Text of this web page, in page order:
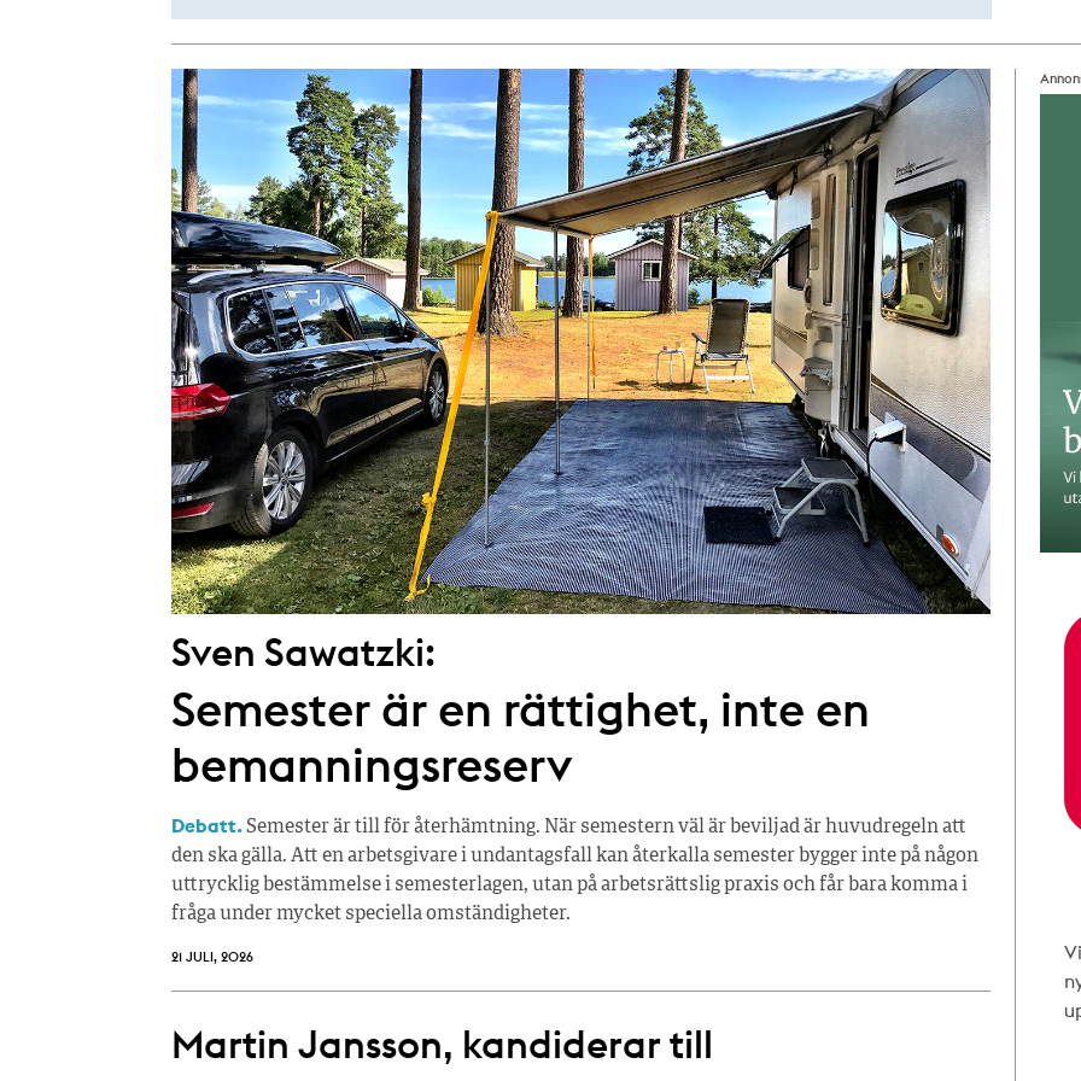
Sven Sawatzki:
Semester är en rättighet, inte en
bemanningsreserv
Debatt.Semester är till för återhämtning. När semestern väl är beviljad är huvudregeln att
den ska gälla. Att en arbetsgivare i undantagsfall kan återkalla semester bygger inte på någon
uttrycklig bestämmelse i semesterlagen, utan på arbetsrättslig praxis och får bara komma i
fråga under mycket speciella omständigheter.
21 JULI, 2026
Martin Jansson, kandiderar till